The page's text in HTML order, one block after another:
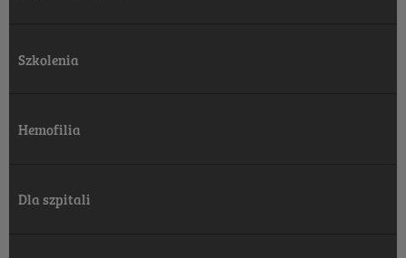
Szkolenia
Hemofilia
Dla szpitali